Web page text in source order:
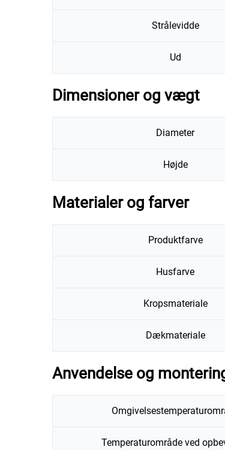
Strålevidde
Ud
Dimensioner og vægt
Diameter
Højde
Materialer og farver
Produktfarve
Husfarve
Kropsmateriale
Dækmateriale
Anvendelse og
Temperaturområde ved